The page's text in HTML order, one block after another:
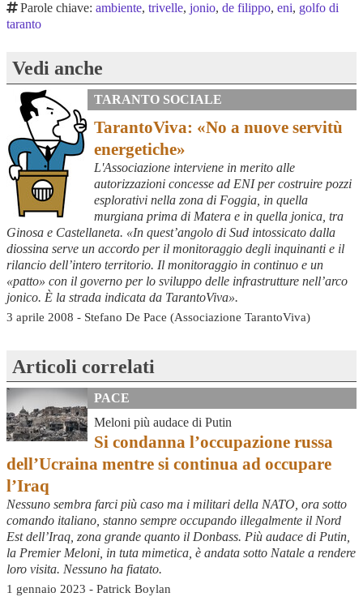
Parole chiave:ambiente,trivelle,jonio,de filippo,eni, golfo di
taranto
Vedi anche
TARANTO SOCIALE
TarantoViva: «No a nuove servitù
energetiche»
L'Associazione interviene in merito alle
autorizzazioni concesse ad ENI per costruire pozzi
esplorativi nella zona di Foggia, in quella
murgiana prima di Matera e in quella jonica, tra
Ginosa e Castellaneta. «In quest’angolo di Sud intossicato dalla
diossina serve un accordo per il monitoraggio degli inquinanti e il
rilancio dell’intero territorio. Il monitoraggio in continuo e un
«patto» con il governo per lo sviluppo delle infrastrutture nell’arco
jonico. È la strada indicata da TarantoViva».
3 aprile 2008 - Stefano De Pace (Associazione TarantoViva)
Articoli correlati
PACE
Meloni più audace di Putin
Si condanna l’occupazione russa
dell’Ucraina mentre si continua ad occupare
l’Iraq
Nessuno sembra farci più caso ma i militari della NATO, ora sotto
comando italiano, stanno sempre occupando illegalmente il Nord
Est dell’Iraq, zona grande quanto il Donbass. Più audace di Putin,
la Premier Meloni, in tuta mimetica, è andata sotto Natale a rendere
loro visita. Nessuno ha fiatato.
1 gennaio 2023 - Patrick Boylan